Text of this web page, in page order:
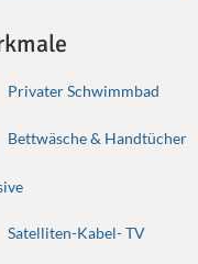
Privater Schwimmbad
Bettwäsche & Handtücher
Satelliten-Kabel- TV